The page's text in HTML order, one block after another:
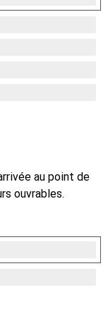
au point de
ouvrables.